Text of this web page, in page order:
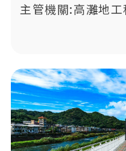
主管機關:高灘地工